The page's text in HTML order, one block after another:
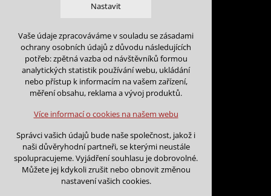
Rezervace na:
Zpět na kalendář
Na tento den nejsou podány
Na tento den nelze podávat
Nastavit
Technická cookies
nutná pro provozování webu
udržení kontextu stránek (session):
případná přihlášení, volby jazyka, apod.
Volitelná cookies
analytická pro anonymizované vyhodnocení
návštěvnosti
marketingová cookies (Google)
Více informací o cookies na našem webu
Vaše údaje zpracováváme v souladu se zásadami
ochrany osobních údajů z důvodu následujících
potřeb: zpětná vazba od návštěvníků formou
analytických statistik používání webu, ukládání
nebo přístup k informacím na vašem zařízení,
měření obsahu, reklama a vývoj produktů.
Více informací o cookies na našem webu
Správci vašich údajů bude naše společnost, jakož i
naši důvěryhodní partneři, se kterými neustále
spolupracujeme. Vyjádření souhlasu je dobrovolné.
Můžete jej kdykoli zrušit nebo obnovit změnou
nastavení vašich cookies.